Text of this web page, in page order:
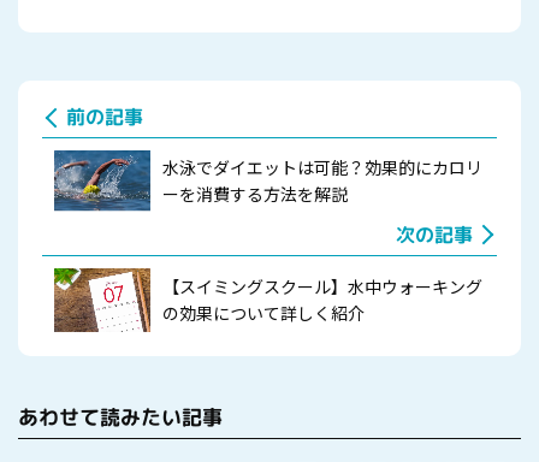
前の記事
水泳でダイエットは可能？効果的にカロリ
ーを消費する方法を解説
次の記事
【スイミングスクール】水中ウォーキング
の効果について詳しく紹介
あわせて読みたい記事